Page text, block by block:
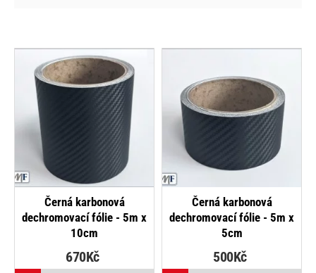
- 5m x
NEJPRODÁVANĚJŠÍ
Černá lesklá dechromovací
fólie - 10m x 10cm
Černá matná
fólie - 10m x